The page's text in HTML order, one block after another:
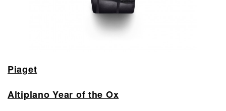
Piaget
Altiplano Year of the Ox